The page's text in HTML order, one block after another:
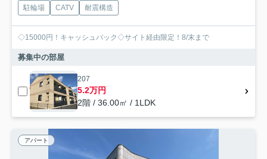
駐輪場 CATV 耐震構造
◇15000円！キャッシュバック◇サイト経由限定！8/末まで
募集中の部屋
207
5.2万円
2階 / 36.00㎡ / 1LDK
アパート